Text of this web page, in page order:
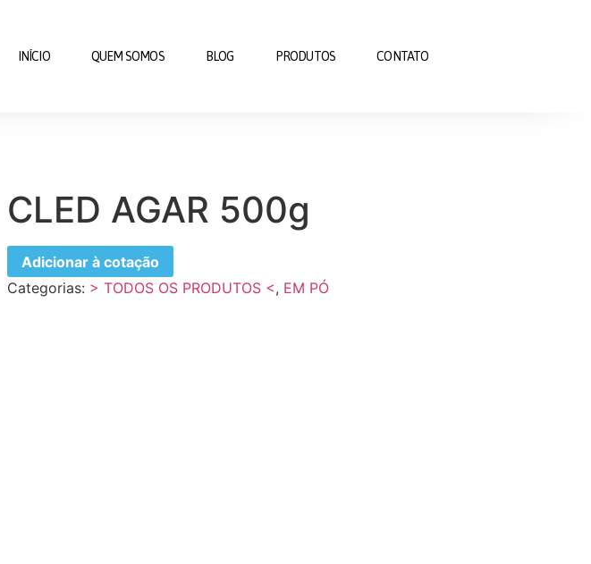
INÍCIO QUEM SOMOS BLOG PRODUTOS CONTATO
CLED AGAR 500g
Adicionar à cotação
Categorias: > TODOS OS PRODUTOS <, EM PÓ